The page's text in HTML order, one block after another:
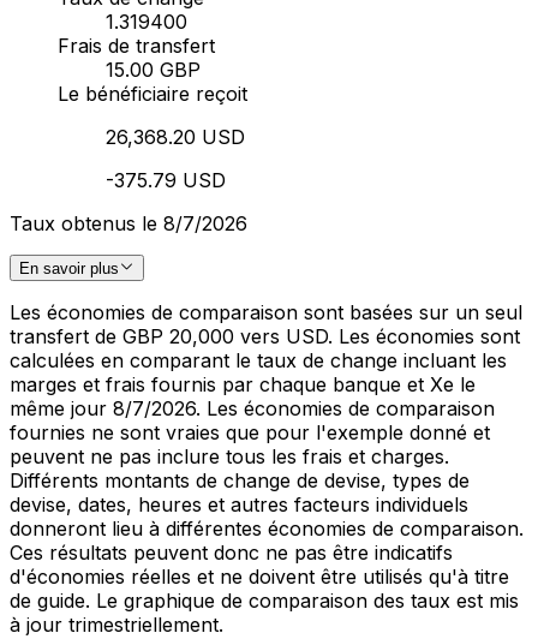
1.319400
Frais de transfert
15.00 GBP
Le bénéficiaire reçoit
26,368.20 USD
-375.79 USD
Taux obtenus le 8/7/2026
En savoir plus
Les économies de comparaison sont basées sur un seul
transfert de GBP 20,000 vers USD. Les économies sont
calculées en comparant le taux de change incluant les
marges et frais fournis par chaque banque et Xe le
même jour 8/7/2026. Les économies de comparaison
fournies ne sont vraies que pour l'exemple donné et
peuvent ne pas inclure tous les frais et charges.
Différents montants de change de devise, types de
devise, dates, heures et autres facteurs individuels
donneront lieu à différentes économies de comparaison.
Ces résultats peuvent donc ne pas être indicatifs
d'économies réelles et ne doivent être utilisés qu'à titre
de guide. Le graphique de comparaison des taux est mis
à jour trimestriellement.